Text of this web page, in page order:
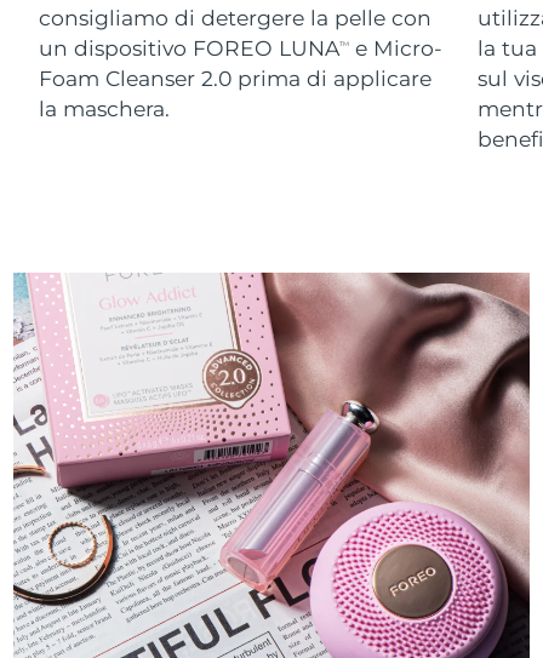
consigliamo di detergere la pelle con
un dispositivo FOREO LUNATM
e Micro-
Foam Cleanser 2.0 prima di applicare
la maschera.
la tua
sul